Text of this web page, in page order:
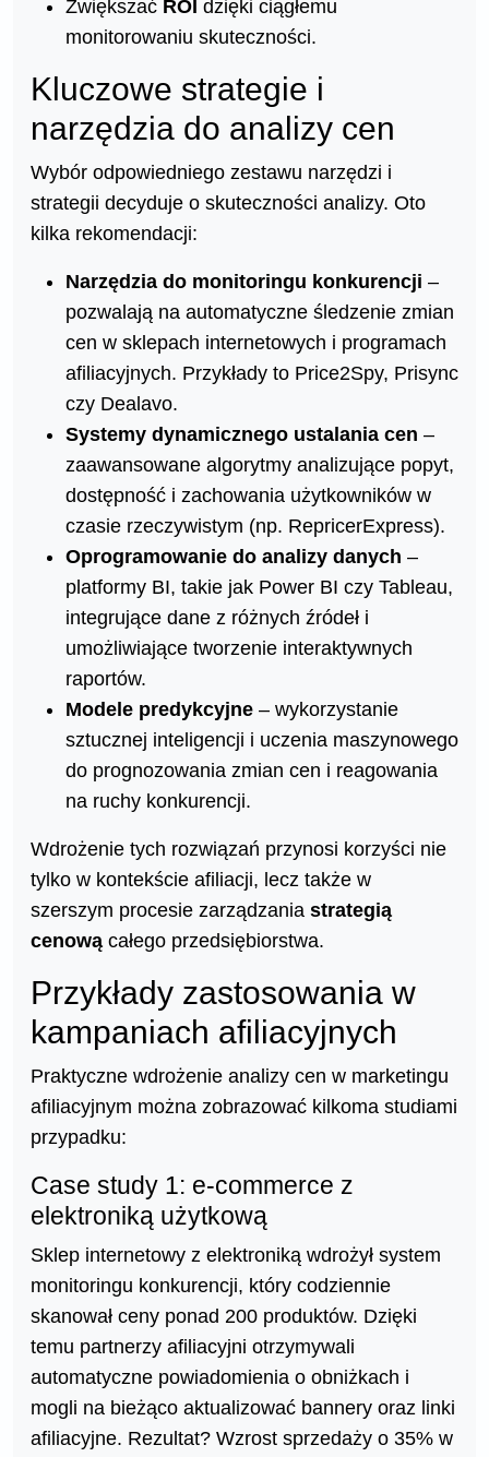
Zwiększać ROI dzięki ciągłemu
monitorowaniu skuteczności.
Kluczowe strategie i
narzędzia do analizy cen
Wybór odpowiedniego zestawu narzędzi i
strategii decyduje o skuteczności analizy. Oto
kilka rekomendacji:
Narzędzia do monitoringu konkurencji –
pozwalają na automatyczne śledzenie zmian
cen w sklepach internetowych i programach
afiliacyjnych. Przykłady to Price2Spy, Prisync
czy Dealavo.
Systemy dynamicznego ustalania cen –
zaawansowane algorytmy analizujące popyt,
dostępność i zachowania użytkowników w
czasie rzeczywistym (np. RepricerExpress).
Oprogramowanie do analizy danych –
platformy BI, takie jak Power BI czy Tableau,
integrujące dane z różnych źródeł i
umożliwiające tworzenie interaktywnych
raportów.
Modele predykcyjne – wykorzystanie
sztucznej inteligencji i uczenia maszynowego
do prognozowania zmian cen i reagowania
na ruchy konkurencji.
Wdrożenie tych rozwiązań przynosi korzyści nie
tylko w kontekście afiliacji, lecz także w
szerszym procesie zarządzania strategią
cenową całego przedsiębiorstwa.
Przykłady zastosowania w
kampaniach afiliacyjnych
Praktyczne wdrożenie analizy cen w marketingu
afiliacyjnym można zobrazować kilkoma studiami
przypadku:
Case study 1: e-commerce z
elektroniką użytkową
Sklep internetowy z elektroniką wdrożył system
monitoringu konkurencji, który codziennie
skanował ceny ponad 200 produktów. Dzięki
temu partnerzy afiliacyjni otrzymywali
automatyczne powiadomienia o obniżkach i
mogli na bieżąco aktualizować bannery oraz linki
afiliacyjne. Rezultat? Wzrost sprzedaży o 35% w